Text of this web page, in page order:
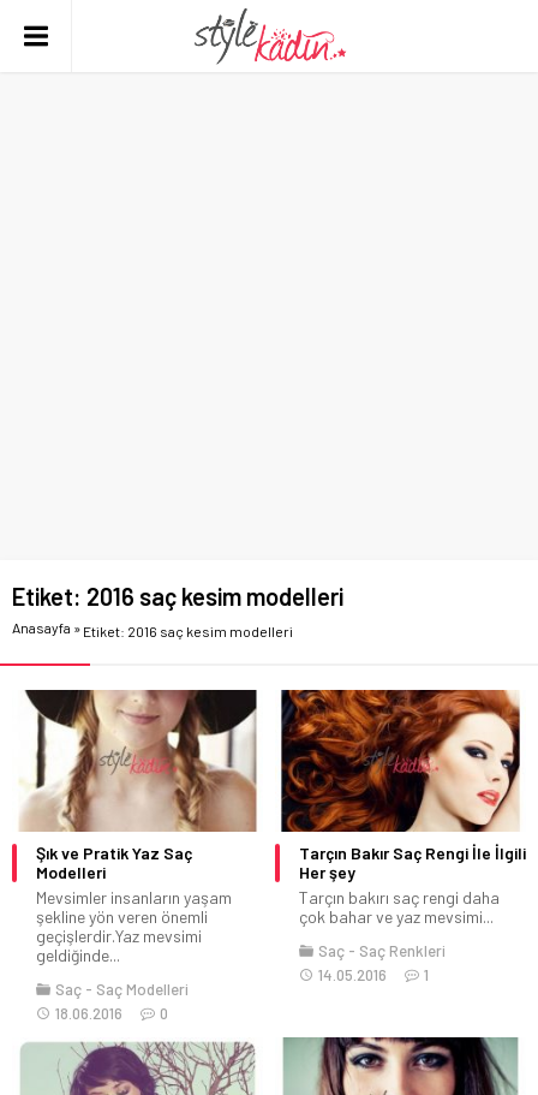
Etiket: 2016 saç kesim modelleri
Anasayfa » Etiket: 2016 saç kesim modelleri
Şık ve Pratik Yaz Saç
Modelleri
Mevsimler insanların yaşam
şekline yön veren önemli
geçişlerdir.Yaz mevsimi
geldiğinde...
Saç
Saç Modelleri
18.06.2016
0
Tarçın Bakır Saç Rengi İle İlgili
Her şey
Tarçın bakırı saç rengi daha
çok bahar ve yaz mevsimi...
Saç
Saç Renkleri
14.05.2016
1